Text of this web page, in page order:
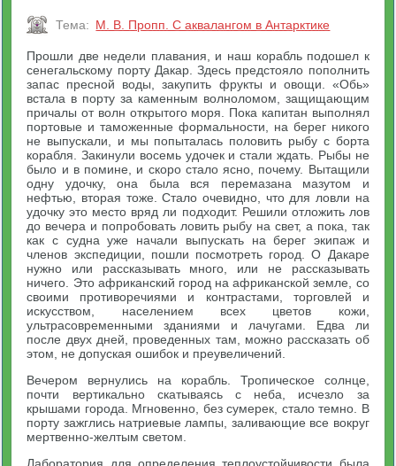
Тема: М. В. Пропп. С аквалангом в Антарктике
Прошли две недели плавания, и наш корабль подошел к
сенегальскому порту Дакар. Здесь предстояло пополнить
запас пресной воды, закупить фрукты и овощи. «Обь»
встала в порту за каменным волноломом, защищающим
причалы от волн открытого моря. Пока капитан выполнял
портовые и таможенные формальности, на берег никого
не выпускали, и мы попыталась половить рыбу с борта
корабля. Закинули восемь удочек и стали ждать. Рыбы не
было и в помине, и скоро стало ясно, почему. Вытащили
одну удочку, она была вся перемазана мазутом и
нефтью, вторая тоже. Стало очевидно, что для ловли на
удочку это место вряд ли подходит. Решили отложить лов
до вечера и попробовать ловить рыбу на свет, а пока, так
как с судна уже начали выпускать на берег экипаж и
членов экспедиции, пошли посмотреть город. О Дакаре
нужно или рассказывать много, или не рассказывать
ничего. Это африканский город на африканской земле, со
своими противоречиями и контрастами, торговлей и
искусством, населением всех цветов кожи,
ультрасовременными зданиями и лачугами. Едва ли
после двух дней, проведенных там, можно рассказать об
этом, не допуская ошибок и преувеличений.
Вечером вернулись на корабль. Тропическое солнце,
почти вертикально скатываясь с неба, исчезло за
крышами города. Мгновенно, без сумерек, стало темно. В
порту зажглись натриевые лампы, заливающие все вокруг
мертвенно-желтым светом.